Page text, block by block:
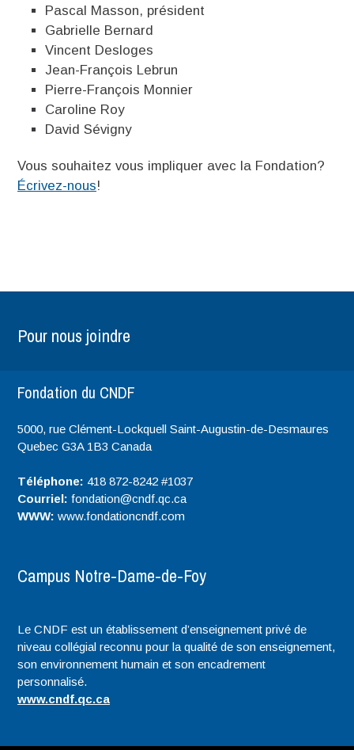
Pascal Masson, président
Gabrielle Bernard
Vincent Desloges
Jean-François Lebrun
Pierre-François Monnier
Caroline Roy
David Sévigny
Vous souhaitez vous impliquer avec la Fondation?
Écrivez-nous!
Pour nous joindre
Fondation du CNDF
5000, rue Clément-Lockquell Saint-Augustin-de-Desmaures
Quebec G3A 1B3 Canada
Téléphone: 418 872-8242 #1037
Courriel: fondation@cndf.qc.ca
WWW: www.fondationcndf.com
Campus Notre-Dame-de-Foy
Le CNDF est un établissement d’enseignement privé de
niveau collégial reconnu pour la qualité de son enseignement,
son environnement humain et son encadrement
personnalisé.
www.cndf.qc.ca